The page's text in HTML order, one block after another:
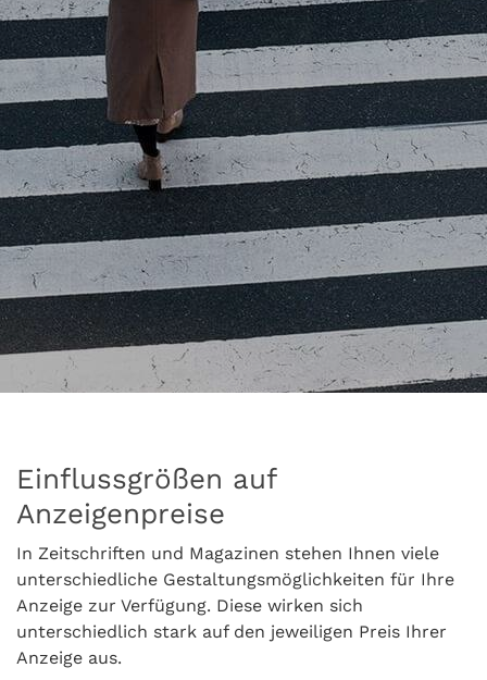
Einflussgrößen auf
Anzeigenpreise
In Zeitschriften und Magazinen stehen Ihnen viele
unterschiedliche Gestaltungsmöglichkeiten für Ihre
Anzeige zur Verfügung. Diese wirken sich
unterschiedlich stark auf den jeweiligen Preis Ihrer
Anzeige aus.